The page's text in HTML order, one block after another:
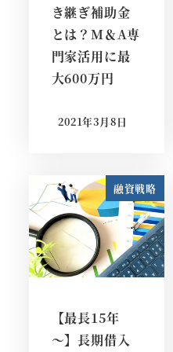
き継ぎ補助金
とは？M＆A専
門家活用に最
大600万円
投稿日
2021年3月8日
融資戦略
【最長15年
～】長期借入